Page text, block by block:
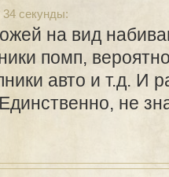
секунды:
на вид
помп,
авто и т.д. И
не